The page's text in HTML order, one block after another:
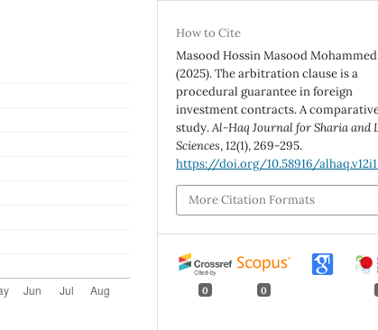
How to Cite
Masood Hossin Masood
(2025). The arbitration clause is a
procedural guarantee in foreign
investment contracts. A
study.Al-Haq Journal for Sharia and
Sciences,12(1), 269-295.
https://doi.org/10.58916/
More Citation Formats
0 0